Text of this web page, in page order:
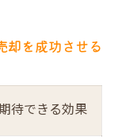
ないための
却を成功させる
待できる効果